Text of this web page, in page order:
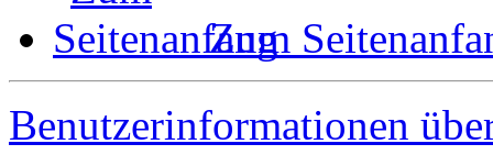
Zum
Benutzerinformationen